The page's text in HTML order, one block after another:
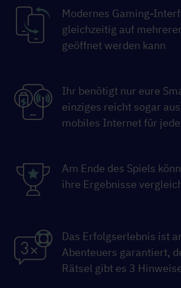
Modernes Gaming-
gleichzeitig auf
geöffnet werden kann
Ihr benötigt nur eure
einziges reicht sogar
mobiles Internet für
Am Ende des Spiels
ihre Ergebnisse
Das Erfolgserlebnis ist
Abenteuers garantiert,
Rätsel gibt es 3